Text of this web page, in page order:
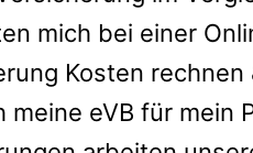
mich bei einer
Kosten rechnen
eVB für mein